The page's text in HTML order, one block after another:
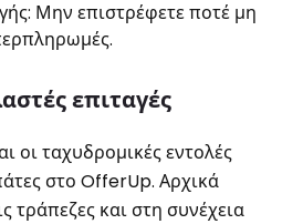
Μην επιστρέφετε ποτέ μη
επιταγές
οι ταχυδρομικές εντολές
στο OfferUp. Αρχικά
τράπεζες και στη συνέχεια